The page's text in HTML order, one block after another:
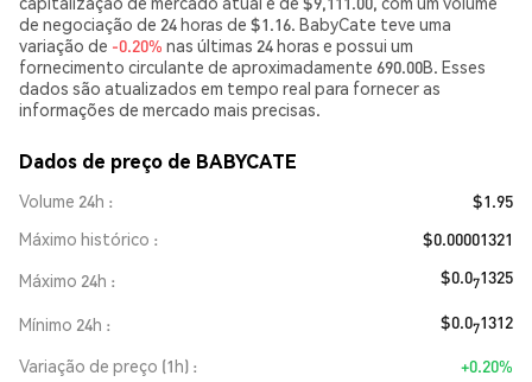
de negociação de 24 horas de $1.16. BabyCate teve uma
variação de -0.20% nas últimas 24 horas e possui um
fornecimento circulante de aproximadamente 690.00B. Esses
dados são atualizados em tempo real para fornecer as
informações de mercado mais precisas.
Dados de preço de BABYCATE
Volume 24h
$1.95
Máximo histórico
$0.00001321
Máximo 24h
$0.071325
Mínimo 24h $0.071312
Variação de preço (1h) +0.20%